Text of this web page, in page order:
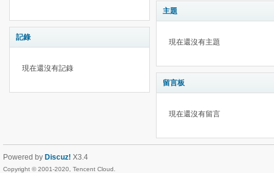
記錄
現在還沒有記錄
主題
現在還沒有主題
留言板
現在還沒有留言
Powered by Discuz! X3.4
Copyright © 2001-2020, Tencent Cloud.